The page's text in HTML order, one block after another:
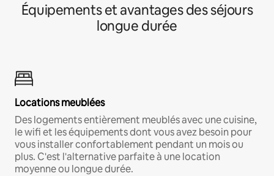
Équipements et avantages des séjours
longue durée
Locations meublées
Des logements entièrement meublés avec une cuisine,
le wifi et les équipements dont vous avez besoin pour
vous installer confortablement pendant un mois ou
plus. C'est l'alternative parfaite à une location
moyenne ou longue durée.